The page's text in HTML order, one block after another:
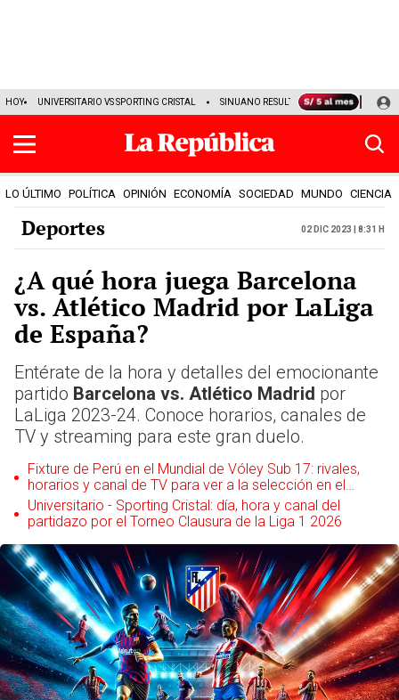
HOY UNIVERSITARIO VS SPORTING CRISTAL SINUANO RESULTADOS HOY CASO
LO ÚLTIMO POLÍTICA OPINIÓN ECONOMÍA SOCIEDAD MUNDO CIENCIA
Deportes 02 Dic 2023 | 8:31 h
¿A qué hora juega Barcelona
vs. Atlético Madrid por LaLiga
de España?
Entérate de la hora y detalles del emocionante
partido Barcelona vs. Atlético Madrid por
LaLiga 2023-24. Conoce horarios, canales de
TV y streaming para este gran duelo.
Fixture de Perú en el Mundial de Vóley Sub 17: rivales,
horarios y canal de TV para ver a la selección en el
torneo
Universitario - Sporting Cristal: día, hora y canal del
partidazo por el Torneo Clausura de la Liga 1 2026